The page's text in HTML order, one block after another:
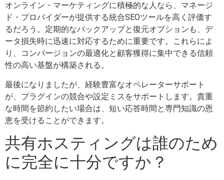
オンライン・マーケティングに積極的な人なら、マネージ
ド・プロバイダーが提供する統合SEOツールを高く評価す
るだろう。定期的なバックアップと復元オプションも、デ
ータ損失時に迅速に対応するために重要です。これらによ
り、コンバージョンの最適化と顧客獲得に集中できる信頼
性の高い基盤が構築される。
最後になりましたが、経験豊富なオペレーターサポート
が、プラグインの競合や設定ミスをサポートします。貴重
な時間を節約したい場合は、短い応答時間と専門知識の恩
恵を受けることができます。
共有ホスティングは誰のため
に完全に十分ですか？